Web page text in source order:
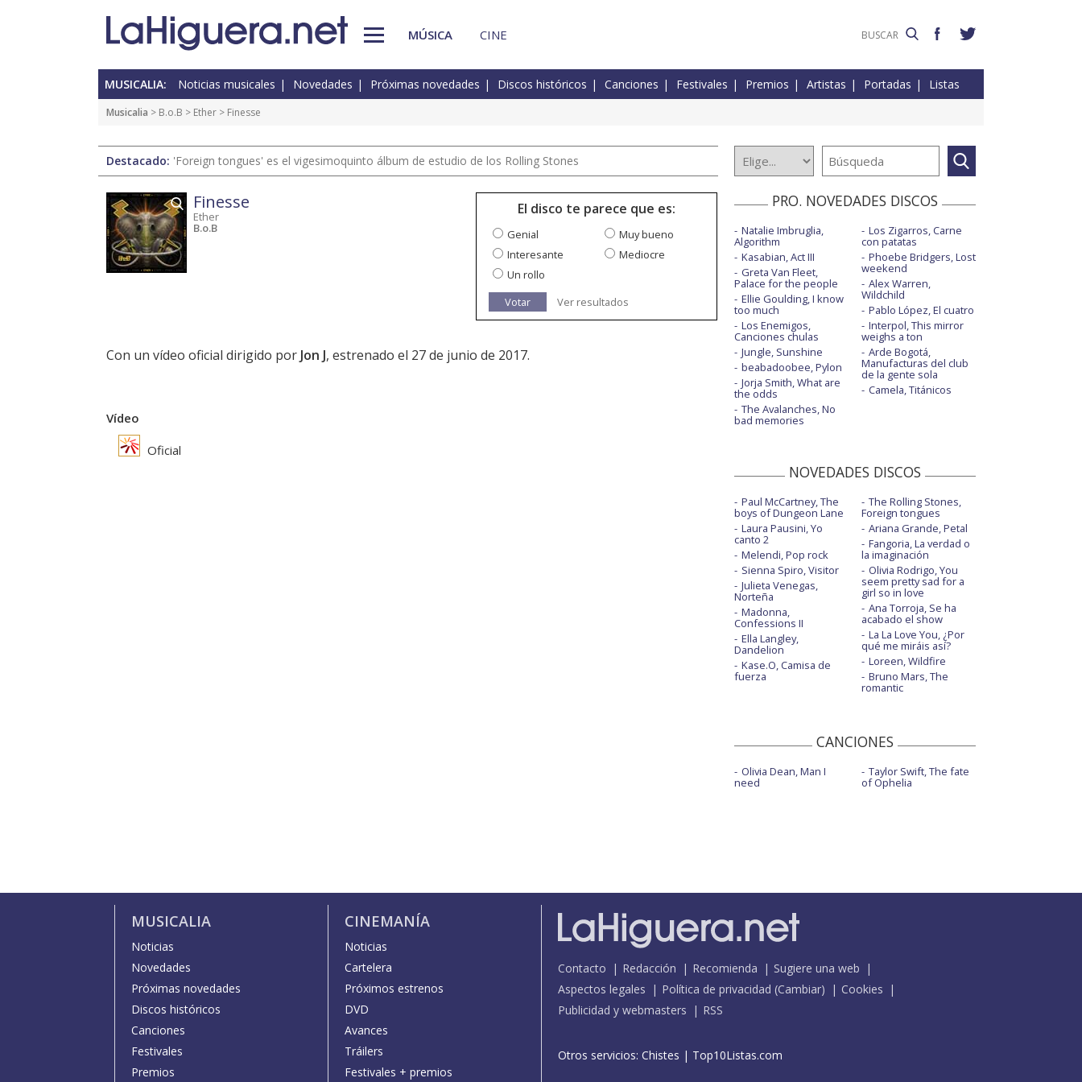
MÚSICA CINE
MUSICALIA: Noticias musicales Novedades Próximas novedades Discos históricos Canciones Festivales Premios Artistas Portadas Listas
Musicalia > B.o.B > Ether > Finesse
Destacado: 'Foreign tongues' es el vigesimoquinto álbum de estudio de los Rolling Stones
Finesse
Ether
B.o.B
El disco te parece que es:
Genial
Muy bueno
Interesante
Mediocre
Un rollo
Votar
Ver resultados
Con un vídeo oficial dirigido por Jon J, estrenado el 27 de junio de 2017.
Vídeo
Oficial
PRO. NOVEDADES DISCOS
Natalie Imbruglia,
Algorithm
Kasabian, Act III
Greta Van Fleet,
Palace for the people
Ellie Goulding, I know
too much
Los Enemigos,
Canciones chulas
Jungle, Sunshine
beabadoobee, Pylon
Jorja Smith, What are
the odds
The Avalanches, No
bad memories
Los Zigarros, Carne
con patatas
Phoebe Bridgers, Lost
weekend
Alex Warren,
Wildchild
Pablo López, El cuatro
Interpol, This mirror
weighs a ton
Arde Bogotá,
Manufacturas del club
de la gente sola
Camela, Titánicos
NOVEDADES DISCOS
Paul McCartney, The
boys of Dungeon Lane
Laura Pausini, Yo
canto 2
Melendi, Pop rock
Sienna Spiro, Visitor
Julieta Venegas,
Norteña
Madonna,
Confessions II
Ella Langley,
Dandelion
Kase.O, Camisa de
fuerza
The Rolling Stones,
Foreign tongues
Ariana Grande, Petal
Fangoria, La verdad o
la imaginación
Olivia Rodrigo, You
seem pretty sad for a
girl so in love
Ana Torroja, Se ha
acabado el show
La La Love You, ¿Por
qué me miráis así?
Loreen, Wildfire
Bruno Mars, The
romantic
CANCIONES
Olivia Dean, Man I
need
Taylor Swift, The fate
of Ophelia
MUSICALIA
Noticias
Novedades
Próximas novedades
Discos históricos
Canciones
Festivales
Premios
CINEMANÍA
Noticias
Cartelera
Próximos estrenos
DVD
Avances
Tráilers
Festivales + premios
Contacto Redacción Recomienda
Sugiere una web
Aspectos legales
Política de privacidad (Cambiar)
Cookies
Publicidad y webmasters
RSS
Otros servicios: Chistes | Top10Listas.com